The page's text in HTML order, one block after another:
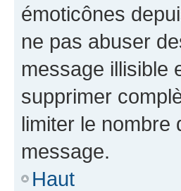
émoticônes
ne pas abuser
message illisible
supprimer
limiter le nombre
message.
Haut